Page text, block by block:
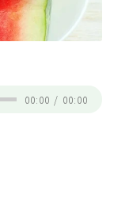
00:00 / 00:00